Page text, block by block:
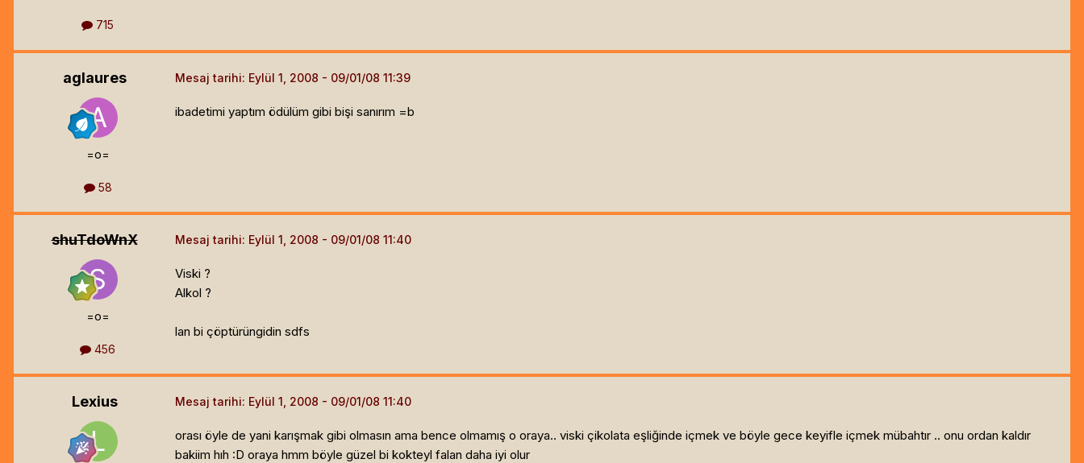
715
aglaures
=o=
58
Mesaj tarihi: Eylül 1, 2008
ibadetimi yaptım ödülüm gibi bişi sanırım =b
shuTdoWnX
=o=
456
Mesaj tarihi: Eylül 1, 2008
Viski ?
Alkol ?
lan bi çöptürüngidin sdfs
Lexius Mesaj tarihi: Eylül 1, 2008
orası öyle de yani karışmak gibi olmasın ama bence olmamış o oraya.. viski çikolata eşliğinde içmek ve böyle gece keyifle içmek mübahtır .. onu ordan kaldır
bakiim hıh :D oraya hmm böyle güzel bi kokteyl falan daha iyi olur